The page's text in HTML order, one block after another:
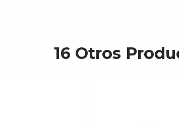
16 Otros